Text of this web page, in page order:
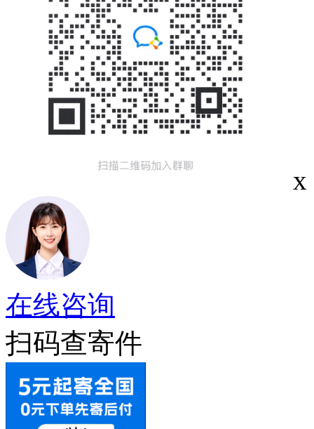
x
在线咨询
扫码查寄件